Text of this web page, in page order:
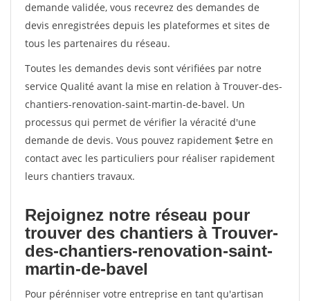
demande validée, vous recevrez des demandes de
devis enregistrées depuis les plateformes et sites de
tous les partenaires du réseau.
Toutes les demandes devis sont vérifiées par notre
service Qualité avant la mise en relation à Trouver-des-
chantiers-renovation-saint-martin-de-bavel. Un
processus qui permet de vérifier la véracité d'une
demande de devis. Vous pouvez rapidement $etre en
contact avec les particuliers pour réaliser rapidement
leurs chantiers travaux.
Rejoignez notre réseau pour
trouver des chantiers à Trouver-
des-chantiers-renovation-saint-
martin-de-bavel
Pour pérénniser votre entreprise en tant qu'artisan